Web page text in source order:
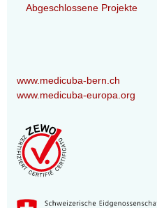
Abgeschlossene Projekte
www.medicuba-bern.ch
www.medicuba-europa.org